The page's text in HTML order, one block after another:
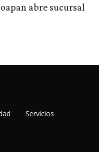
abre sucursal
Servicios